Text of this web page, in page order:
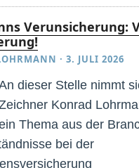
Verunsicherung:
·3. JULI 2026
dieser Stelle nimmt
Konrad
Thema aus der
bei der